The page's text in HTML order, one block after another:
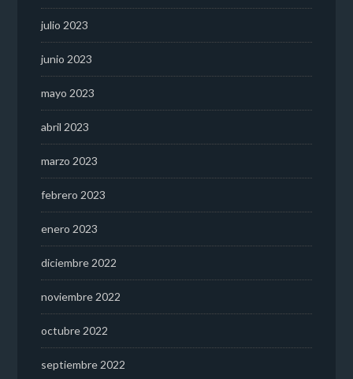
julio 2023
junio 2023
mayo 2023
abril 2023
marzo 2023
febrero 2023
enero 2023
diciembre 2022
noviembre 2022
octubre 2022
septiembre 2022